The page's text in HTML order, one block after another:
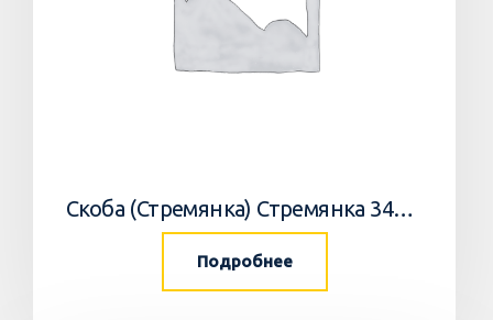
Скоба (Стремянка) Стремянка 34033502 Horsch
Подробнее